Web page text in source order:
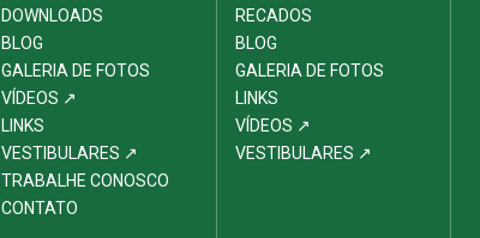
DOWNLOADS
BLOG
GALERIA DE FOTOS
VÍDEOS ↗
LINKS
VESTIBULARES ↗
TRABALHE CONOSCO
CONTATO
RECADOS
BLOG
GALERIA DE FOTOS
LINKS
VÍDEOS ↗
VESTIBULARES ↗